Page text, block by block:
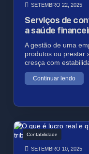
SETEMBRO 22, 2025
Serviços de
a saúde
A gestão de uma
produtos ou prestar
cresça com
Continuar lendo
Contabilidade
SETEMBRO 10, 2025